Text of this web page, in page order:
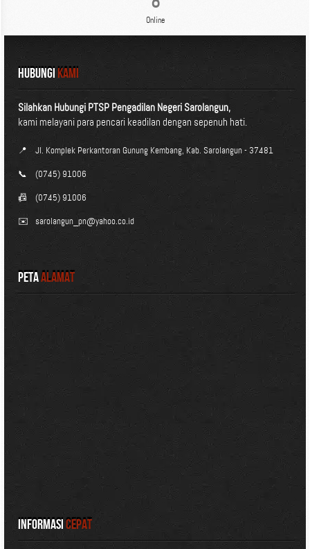
Online
HUBUNGIKAMI
Silahkan Hubungi PTSP Pengadilan Negeri Sarolangun,
kami melayani para pencari keadilan dengan sepenuh hati.
📍
Jl. Komplek Perkantoran Gunung Kembang, Kab. Sarolangun - 37481
📞
(0745) 91006
📠
(0745) 91006
✉️
sarolangun_pn@yahoo.co.id
PetaAlamat
InformasiCepat